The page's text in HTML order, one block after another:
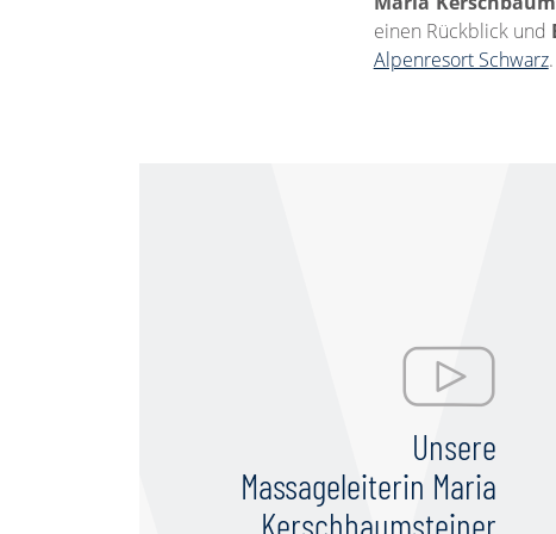
einen Rückblick und
Alpenresort Schwarz
Unsere
Massageleiterin Maria
Kerschbaumsteiner